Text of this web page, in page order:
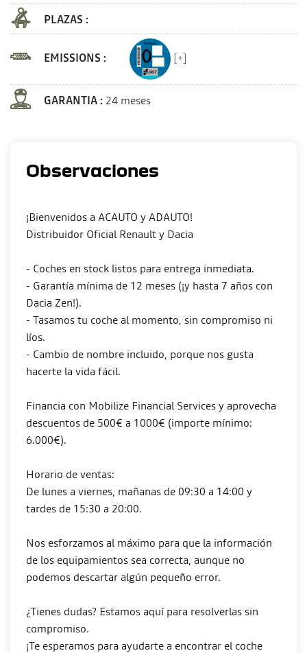
PLAZAS :
EMISSIONS : [+]
GARANTIA : 24 meses
Observaciones
¡Bienvenidos a ACAUTO y ADAUTO!
Distribuidor Oficial Renault y Dacia
- Coches en stock listos para entrega inmediata.
- Garantía mínima de 12 meses (¡y hasta 7 años con
Dacia Zen!).
- Tasamos tu coche al momento, sin compromiso ni
líos.
- Cambio de nombre incluido, porque nos gusta
hacerte la vida fácil.
Financia con Mobilize Financial Services y aprovecha
descuentos de 500€ a 1000€ (importe mínimo:
6.000€).
Horario de ventas:
De lunes a viernes, mañanas de 09:30 a 14:00 y
tardes de 15:30 a 20:00.
Nos esforzamos al máximo para que la información
de los equipamientos sea correcta, aunque no
podemos descartar algún pequeño error.
¿Tienes dudas? Estamos aquí para resolverlas sin
compromiso.
¡Te esperamos para ayudarte a encontrar el coche